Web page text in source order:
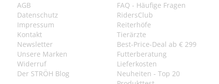
AGB
Datenschutz
Impressum
Kontakt
Newsletter
Unsere Marken
Widerruf
Der STRÖH Blog
FAQ - Häufige Fragen
RidersClub
Reiterhöfe
Tierärzte
Best-Price-Deal ab € 299
Futterberatung
Lieferkosten
Neuheiten - Top 20